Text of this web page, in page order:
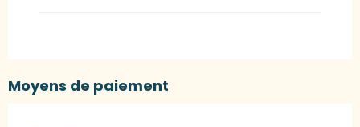
Moyens de paiement